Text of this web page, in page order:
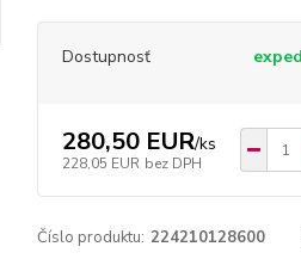
Dostupnosť
280,50 EUR/ks
228,05 EUR bez DPH
Číslo produktu: 224210128600